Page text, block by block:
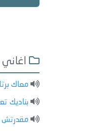
معاك
بناديك
مقدرتش